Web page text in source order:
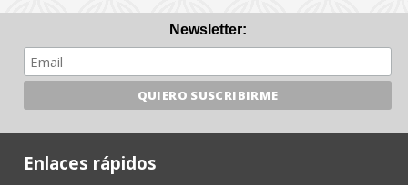
Newsletter:
Enlaces rápidos